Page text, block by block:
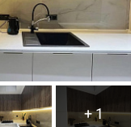
+ 1